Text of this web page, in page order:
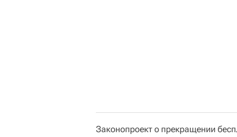
Законопроект о прекращении